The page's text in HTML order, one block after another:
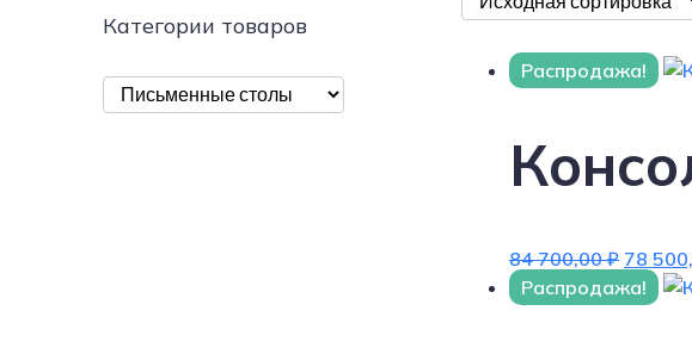
Категории товаров
Распродажа!
84 700,00₽
цена
78
Распродажа!